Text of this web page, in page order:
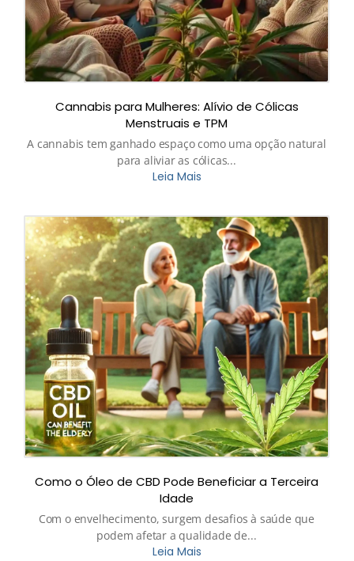
Cannabis para Mulheres: Alívio de Cólicas
Menstruais e TPM
A cannabis tem ganhado espaço como uma opção natural
para aliviar as cólicas...
Leia Mais
Como o Óleo de CBD Pode Beneficiar a Terceira
Idade
Com o envelhecimento, surgem desafios à saúde que
podem afetar a qualidade de...
Leia Mais